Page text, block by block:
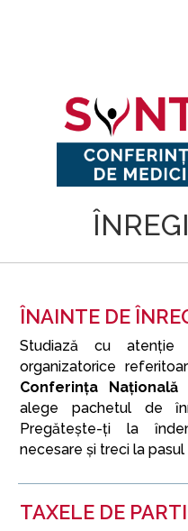
ÎNAINTE DE
Studiază cu atenție
organizatorice
Conferința
alege pachetul de
Pregăteşte-ți la
necesare şi treci la
TAXELE DE